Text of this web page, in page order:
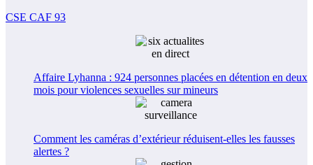
CSE CAF 93
Affaire Lyhanna : 924 personnes placées en détention en deux
mois pour violences sexuelles sur mineurs
Comment les caméras d’extérieur réduisent-elles les fausses
alertes ?